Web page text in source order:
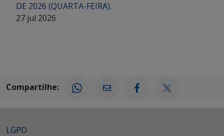
DE 2026 (QUARTA-FEIRA).
27 jul 2026
Compartilhe:
LGPD